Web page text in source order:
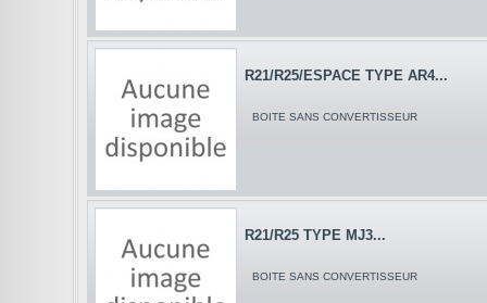
R21/R25/ESPACE TYPE AR4...
BOITE SANS CONVERTISSEUR
R21/R25 TYPE MJ3...
BOITE SANS CONVERTISSEUR